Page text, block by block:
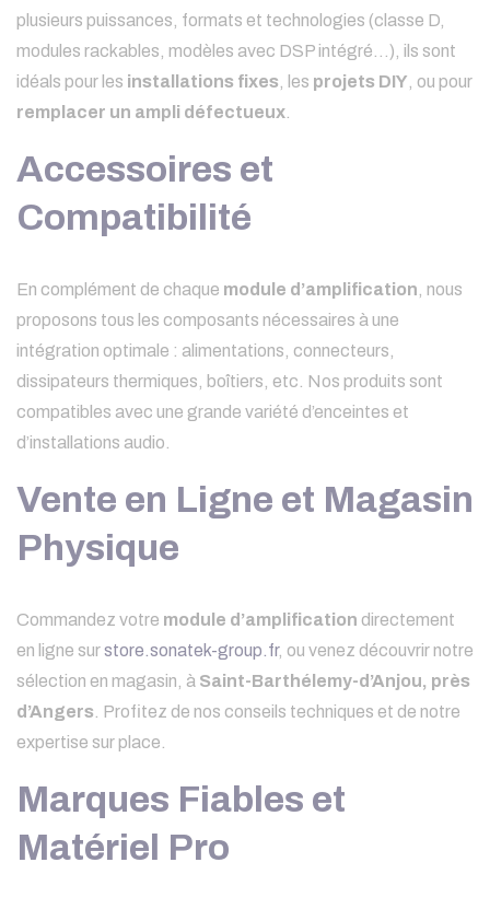
plusieurs puissances, formats et technologies (classe D,
modules rackables, modèles avec DSP intégré…), ils sont
idéals pour les installations fixes , les projets DIY , ou pour
remplacer un ampli défectueux
Accessoires et
Compatibilité
En complément de chaque module d’amplification , nous
proposons tous les composants nécessaires à une
intégration optimale : alimentations, connecteurs,
dissipateurs thermiques, boîtiers, etc. Nos produits sont
compatibles avec une grande variété d’enceintes et
d’installations audio.
Vente en Ligne et Magasin
Physique
Commandez votre module d’amplification directement
en ligne surstore.sonatek-group.fr, ou venez découvrir notre
sélection en magasin, à Saint-Barthélemy-d’Anjou, près
d’Angers . Profitez de nos conseils techniques et de notre
expertise sur place.
Marques Fiables et
Matériel Pro